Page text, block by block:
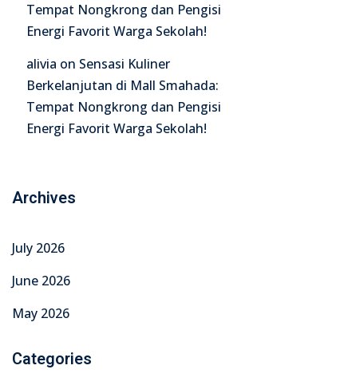
Tempat Nongkrong dan Pengisi
Energi Favorit Warga Sekolah!
alivia on Sensasi Kuliner
Berkelanjutan di Mall Smahada:
Tempat Nongkrong dan Pengisi
Energi Favorit Warga Sekolah!
Archives
July 2026
June 2026
May 2026
Categories